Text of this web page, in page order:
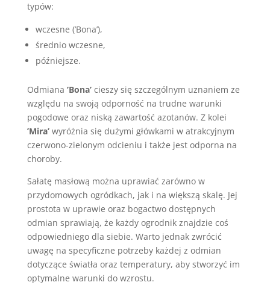
typów:
wczesne (’Bona’),
średnio wczesne,
późniejsze.
Odmiana ’Bona’cieszy się szczególnym uznaniem ze
względu na swoją odporność na trudne warunki
pogodowe oraz niską zawartość azotanów. Z kolei
’Mira’wyróżnia się dużymi główkami w atrakcyjnym
czerwono-zielonym odcieniu i także jest odporna na
choroby.
Sałatę masłową można uprawiać zarówno w
przydomowych ogródkach, jak i na większą skalę. Jej
prostota w uprawie oraz bogactwo dostępnych
odmian sprawiają, że każdy ogrodnik znajdzie coś
odpowiedniego dla siebie. Warto jednak zwrócić
uwagę na specyficzne potrzeby każdej z odmian
dotyczące światła oraz temperatury, aby stworzyć im
optymalne warunki do wzrostu.